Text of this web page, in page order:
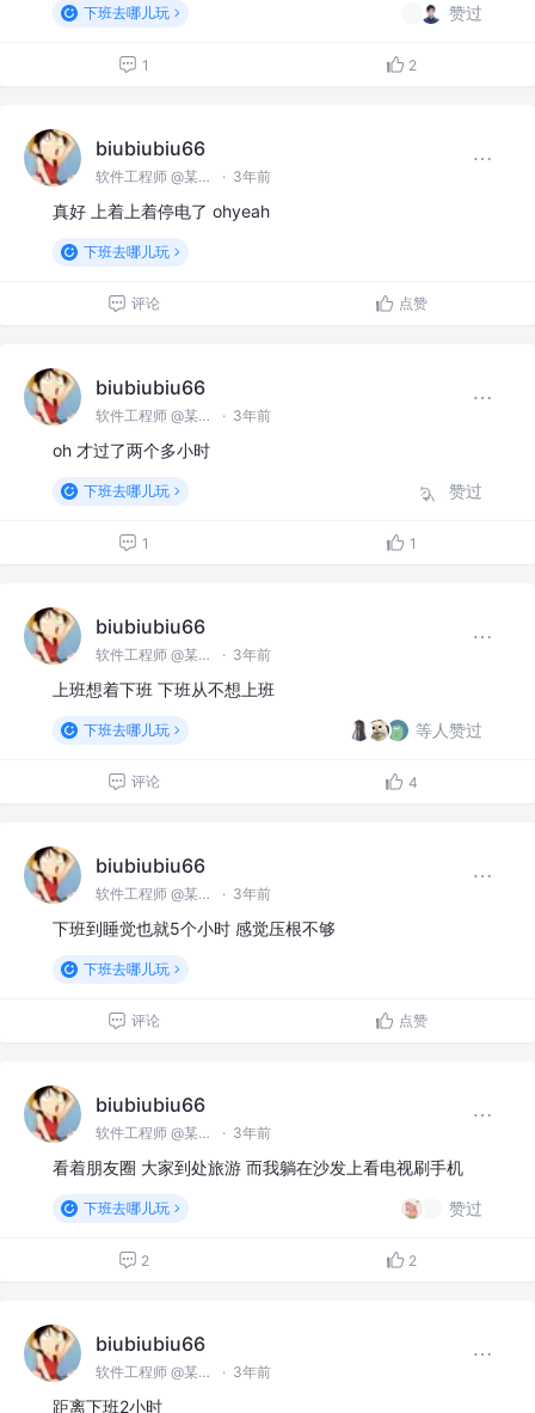
下班去哪儿玩 赞过
1 2
biubiubiu66
软件工程师 @某某公司 · 3年前
真好 上着上着停电了 ohyeah
下班去哪儿玩
评论 点赞
biubiubiu66
软件工程师 @某某公司 · 3年前
oh 才过了两个多小时
下班去哪儿玩 赞过
1 1
biubiubiu66
软件工程师 @某某公司 · 3年前
上班想着下班 下班从不想上班
下班去哪儿玩 等人赞过
评论 4
biubiubiu66
软件工程师 @某某公司 · 3年前
下班到睡觉也就5个小时 感觉压根不够
下班去哪儿玩
评论 点赞
biubiubiu66
软件工程师 @某某公司 · 3年前
看着朋友圈 大家到处旅游 而我躺在沙发上看电视刷手机
下班去哪儿玩 赞过
2 2
biubiubiu66
软件工程师 @某某公司 · 3年前
距离下班2小时